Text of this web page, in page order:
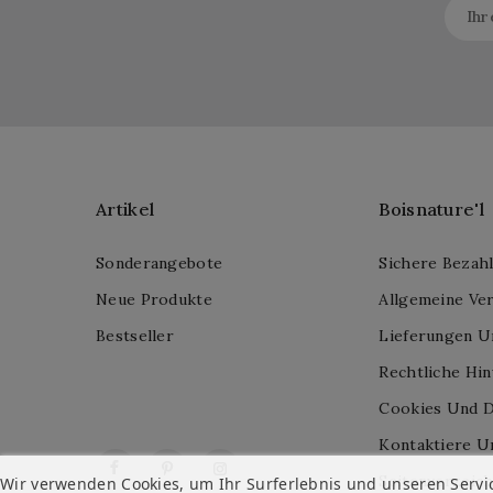
Artikel
Sonderangebote
Neue Produkte
Bestseller
Boisnature'l
Sichere
Allgemeine
Lieferungen
Rechtliche
Cookies Und
Kontaktiere
Wir verwenden Cookies, um Ihr Surferlebnis und unseren